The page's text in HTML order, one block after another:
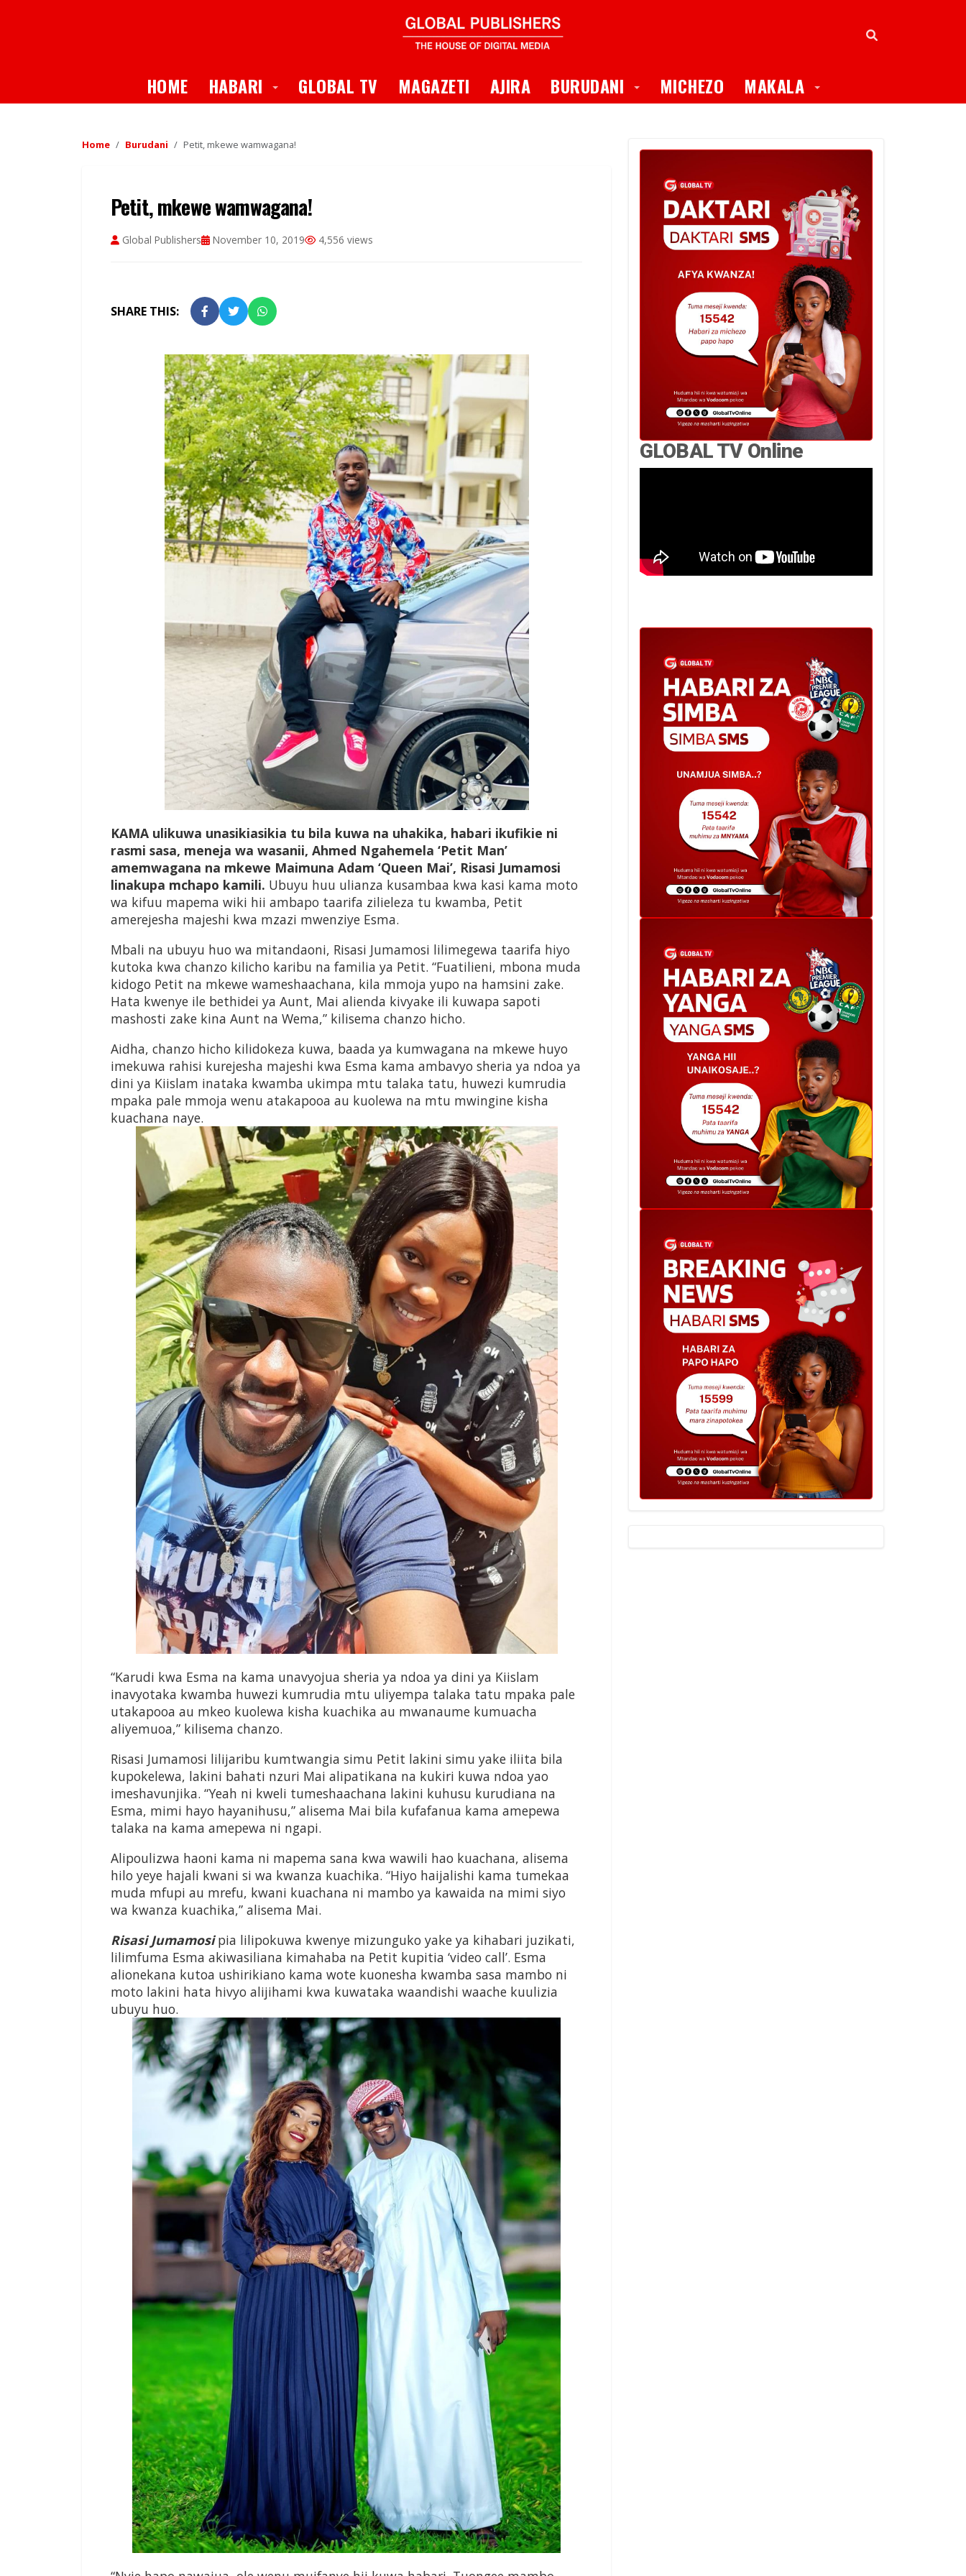
HOME HABARI Toggle Dropdown
GLOBAL TV MAGAZETI AJIRA BURUDANI Toggle Dropdown
MICHEZO MAKALA Toggle Dropdown
Home Burudani Petit, mkewe wamwagana!
Petit, mkewe wamwagana!
Global Publishers November 10, 2019 4,556 views
SHARE THIS:
KAMA ulikuwa unasikiasikia tu bila kuwa na uhakika, habari ikufikie ni
rasmi sasa, meneja wa wasanii, Ahmed Ngahemela ‘Petit Man’
amemwagana na mkewe Maimuna Adam ‘Queen Mai’, Risasi Jumamosi
linakupa mchapo kamili. Ubuyu huu ulianza kusambaa kwa kasi kama moto
wa kifuu mapema wiki hii ambapo taarifa zilieleza tu kwamba, Petit
amerejesha majeshi kwa mzazi mwenziye Esma.
Mbali na ubuyu huo wa mitandaoni, Risasi Jumamosi lilimegewa taarifa hiyo
kutoka kwa chanzo kilicho karibu na familia ya Petit. “Fuatilieni, mbona muda
kidogo Petit na mkewe wameshaachana, kila mmoja yupo na hamsini zake.
Hata kwenye ile bethidei ya Aunt, Mai alienda kivyake ili kuwapa sapoti
mashosti zake kina Aunt na Wema,” kilisema chanzo hicho.
Aidha, chanzo hicho kilidokeza kuwa, baada ya kumwagana na mkewe huyo
imekuwa rahisi kurejesha majeshi kwa Esma kama ambavyo sheria ya ndoa ya
dini ya Kiislam inataka kwamba ukimpa mtu talaka tatu, huwezi kumrudia
mpaka pale mmoja wenu atakapooa au kuolewa na mtu mwingine kisha
kuachana naye.
“Karudi kwa Esma na kama unavyojua sheria ya ndoa ya dini ya Kiislam
inavyotaka kwamba huwezi kumrudia mtu uliyempa talaka tatu mpaka pale
utakapooa au mkeo kuolewa kisha kuachika au mwanaume kumuacha
aliyemuoa,” kilisema chanzo.
Risasi Jumamosi lilijaribu kumtwangia simu Petit lakini simu yake iliita bila
kupokelewa, lakini bahati nzuri Mai alipatikana na kukiri kuwa ndoa yao
imeshavunjika. “Yeah ni kweli tumeshaachana lakini kuhusu kurudiana na
Esma, mimi hayo hayanihusu,” alisema Mai bila kufafanua kama amepewa
talaka na kama amepewa ni ngapi.
Alipoulizwa haoni kama ni mapema sana kwa wawili hao kuachana, alisema
hilo yeye hajali kwani si wa kwanza kuachika. “Hiyo haijalishi kama tumekaa
muda mfupi au mrefu, kwani kuachana ni mambo ya kawaida na mimi siyo
wa kwanza kuachika,” alisema Mai.
Risasi Jumamosipia lilipokuwa kwenye mizunguko yake ya kihabari juzikati,
lilimfuma Esma akiwasiliana kimahaba na Petit kupitia ‘video call’. Esma
alionekana kutoa ushirikiano kama wote kuonesha kwamba sasa mambo ni
moto lakini hata hivyo alijihami kwa kuwataka waandishi waache kuulizia
ubuyu huo.
GLOBAL TV Online